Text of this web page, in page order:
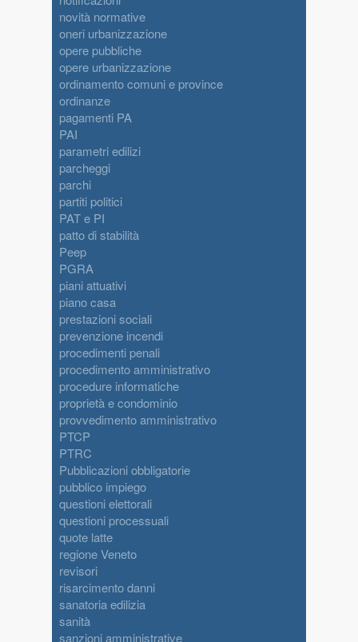
novità normative
oneri urbanizzazione
opere pubbliche
opere urbanizzazione
ordinamento comuni e province
ordinanze
pagamenti PA
PAI
parametri edilizi
parcheggi
parchi
partiti politici
PAT e PI
patto di stabilità
Peep
PGRA
piani attuativi
piano casa
prestazioni sociali
prevenzione incendi
procedimenti penali
procedimento amministrativo
procedure informatiche
proprietà e condominio
provvedimento amministrativo
PTCP
PTRC
Pubblicazioni obbligatorie
pubblico impiego
questioni elettorali
questioni processuali
quote latte
regione Veneto
revisori
risarcimento danni
sanatoria edilizia
sanità
sanzioni amministrative